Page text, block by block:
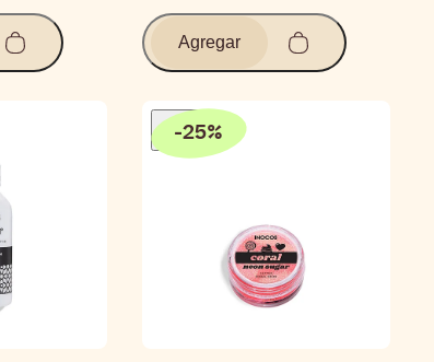
Agregar
-25%